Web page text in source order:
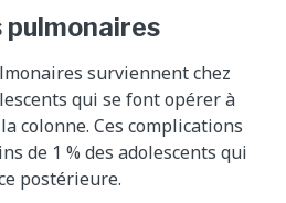
surviennent chez
qui se font opérer à
colonne. Ces complications
de 1 % des adolescents qui
postérieure.